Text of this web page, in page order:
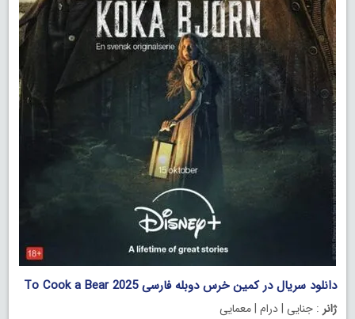
دانلود سریال در کمین خرس دوبله فارسی To Cook a Bear 2025
ژانر : جنایی | درام | معمایی